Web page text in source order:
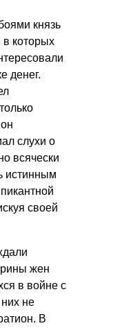
князь
в которых
денег.
слухи о
всячески
истинным
своей
жен
в войне с
не
В